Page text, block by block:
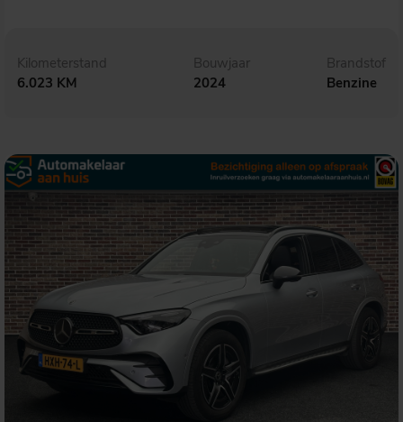
Kilometerstand
6.023 KM
Bouwjaar
2024
Brandstof
Benzine